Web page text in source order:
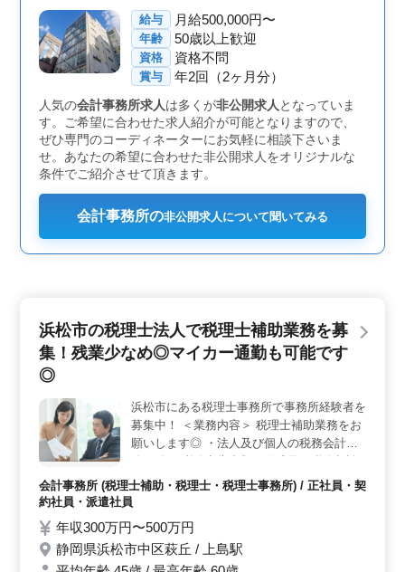
れ、自身のスキルを活かしながら更なるキャリアアップ
が可能です。 ＜シニア世代の活躍＞ この企業で
は、平均年齢が39歳でありながら、50代以上のシニア世
代が積極的に活躍しています。ベテラン経験者やシニア
の方々にもチャンスが与えられる環境であり、経験豊富
な方々が安心して長く働ける職場です。
給与 月給500,000円〜
年齢 50歳以上歓迎
資格 資格不問
賞与 年2回（2ヶ月分）
人気の会計事務所求人は多くが非公開求人となっていま
す。ご希望に合わせた求人紹介が可能となりますので、
ぜひ専門のコーディネーターにお気軽に相談下さいま
せ。あなたの希望に合わせた非公開求人をオリジナルな
条件でご紹介させて頂きます。
会計事務所の非公開求人について聞いてみる
浜松市の税理士法人で税理士補助業務を募
集！残業少なめ◎マイカー通勤も可能です
◎
浜松市にある税理士事務所で事務所経験者を
募集中！ ＜業務内容＞ 税理士補助業務をお
願いします◎ ・法人及び個人の税務会計業
業務 ・会社設立、事業承継等のサポート ・
相続対策～相続税申告業務 ・経営アドバイ
かして頂ける方のご応募お待ちしておりま
す！
会計事務所 (税理士補助・税理士・税理士事務所) / 正社員・契
約社員・派遣社員
年収300万円〜500万円
静岡県浜松市中区萩丘 / 上島駅